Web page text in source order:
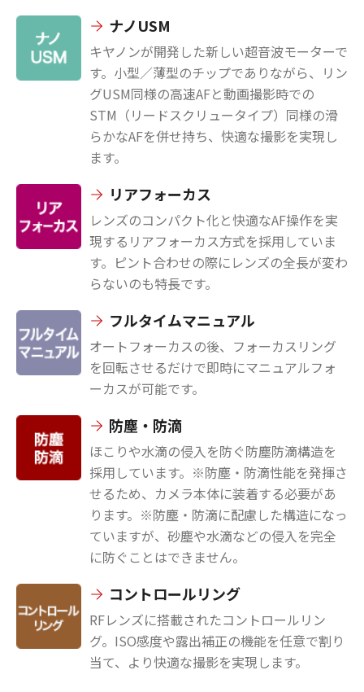
ナノUSM
キヤノンが開発した新しい超音波モーターで
す。小型／薄型のチップでありながら、リン
グUSM同様の高速AFと動画撮影時での
STM（リードスクリュータイプ）同様の滑
らかなAFを併せ持ち、快適な撮影を実現し
ます。
リアフォーカス
レンズのコンパクト化と快適なAF操作を実
現するリアフォーカス方式を採用していま
す。ピント合わせの際にレンズの全長が変わ
らないのも特長です。
フルタイムマニュアル
オートフォーカスの後、フォーカスリング
を回転させるだけで即時にマニュアルフォ
ーカスが可能です。
防塵・防滴
ほこりや水滴の侵入を防ぐ防塵防滴構造を
採用しています。※防塵・防滴性能を発揮さ
せるため、カメラ本体に装着する必要があ
ります。※防塵・防滴に配慮した構造になっ
ていますが、砂塵や水滴などの侵入を完全
に防ぐことはできません。
コントロールリング
RFレンズに搭載されたコントロールリン
グ。ISO感度や露出補正の機能を任意で割り
当て、より快適な撮影を実現します。